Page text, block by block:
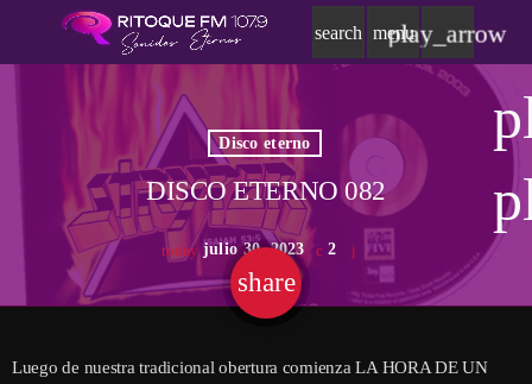
search menu
play_arrow
Disco eterno
DISCO ETERNO 082
today julio 30, 2023 2
share
email
Luego de nuestra tradicional obertura comienza LA HORA DE UN